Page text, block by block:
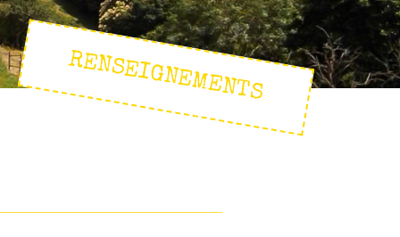
RENSEIGNEMENTS